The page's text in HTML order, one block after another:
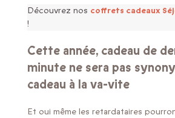
Découvrez nos coffrets cadeaux
!
Cette année, cadeau de
minute ne sera pas
cadeau à la va-vite
Et oui même les retardataires